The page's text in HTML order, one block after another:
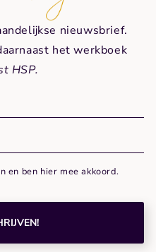
nieuwsbrief.
het werkboek
HSP.
en ben hier mee akkoord.